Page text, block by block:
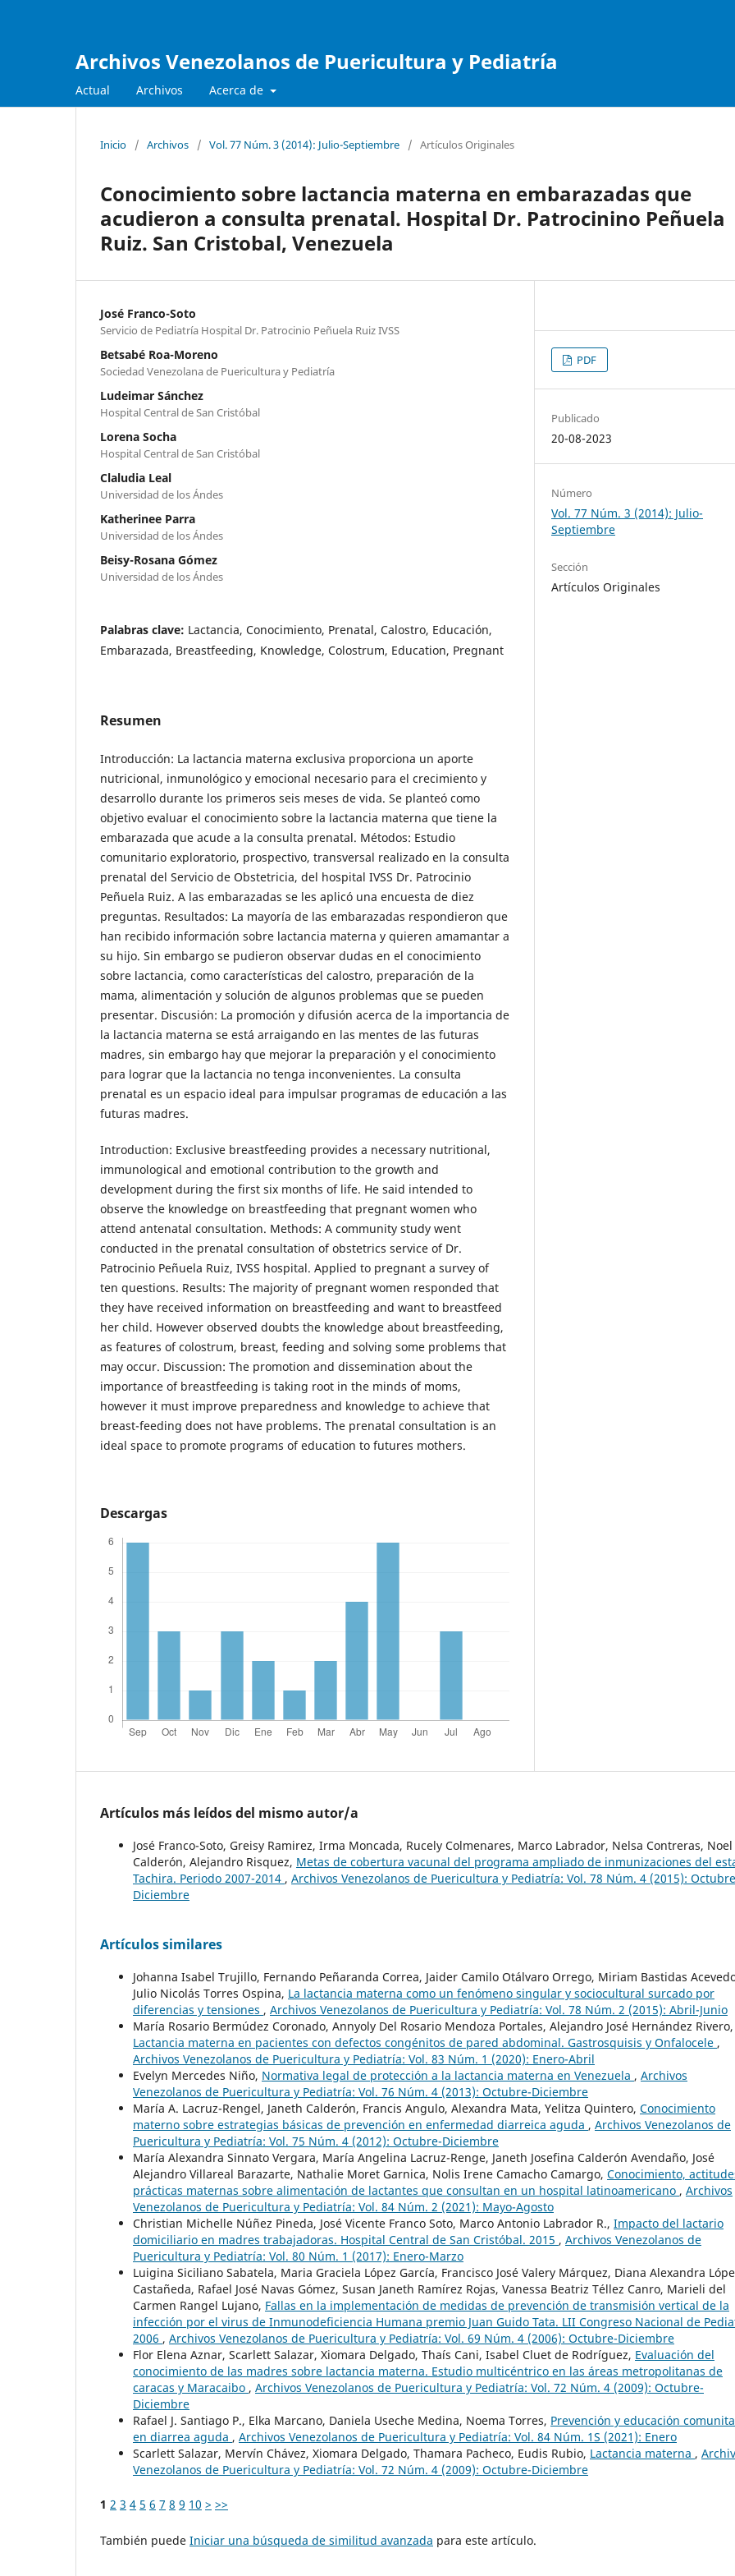
Archivos Venezolanos de Puericultura y Pediatría
Actual Archivos Acerca de
Inicio / Archivos / Vol. 77 Núm. 3 (2014): Julio-Septiembre / Artículos Originales
Conocimiento sobre lactancia materna en embarazadas que
acudieron a consulta prenatal. Hospital Dr. Patrocinino Peñuela
Ruiz. San Cristobal, Venezuela
José Franco-Soto
Servicio de Pediatría Hospital Dr. Patrocinio Peñuela Ruiz IVSS
Betsabé Roa-Moreno
Sociedad Venezolana de Puericultura y Pediatría
Ludeimar Sánchez
Hospital Central de San Cristóbal
Lorena Socha
Hospital Central de San Cristóbal
Claludia Leal
Universidad de los Ándes
Katherinee Parra
Universidad de los Ándes
Beisy-Rosana Gómez
Universidad de los Ándes
Palabras clave: Lactancia, Conocimiento, Prenatal, Calostro, Educación,
Embarazada, Breastfeeding, Knowledge, Colostrum, Education, Pregnant
Resumen
Introducción: La lactancia materna exclusiva proporciona un aporte
nutricional, inmunológico y emocional necesario para el crecimiento y
desarrollo durante los primeros seis meses de vida. Se planteó como
objetivo evaluar el conocimiento sobre la lactancia materna que tiene la
embarazada que acude a la consulta prenatal. Métodos: Estudio
comunitario exploratorio, prospectivo, transversal realizado en la consulta
prenatal del Servicio de Obstetricia, del hospital IVSS Dr. Patrocinio
Peñuela Ruiz. A las embarazadas se les aplicó una encuesta de diez
preguntas. Resultados: La mayoría de las embarazadas respondieron que
han recibido información sobre lactancia materna y quieren amamantar a
su hijo. Sin embargo se pudieron observar dudas en el conocimiento
sobre lactancia, como características del calostro, preparación de la
mama, alimentación y solución de algunos problemas que se pueden
presentar. Discusión: La promoción y difusión acerca de la importancia de
la lactancia materna se está arraigando en las mentes de las futuras
madres, sin embargo hay que mejorar la preparación y el conocimiento
para lograr que la lactancia no tenga inconvenientes. La consulta
prenatal es un espacio ideal para impulsar programas de educación a las
futuras madres.
Introduction: Exclusive breastfeeding provides a necessary nutritional,
immunological and emotional contribution to the growth and
development during the first six months of life. He said intended to
observe the knowledge on breastfeeding that pregnant women who
attend antenatal consultation. Methods: A community study went
conducted in the prenatal consultation of obstetrics service of Dr.
Patrocinio Peñuela Ruiz, IVSS hospital. Applied to pregnant a survey of
ten questions. Results: The majority of pregnant women responded that
they have received information on breastfeeding and want to breastfeed
her child. However observed doubts the knowledge about breastfeeding,
as features of colostrum, breast, feeding and solving some problems that
may occur. Discussion: The promotion and dissemination about the
importance of breastfeeding is taking root in the minds of moms,
however it must improve preparedness and knowledge to achieve that
breast-feeding does not have problems. The prenatal consultation is an
ideal space to promote programs of education to futures mothers.
Descargas
PDF
Publicado
20-08-2023
Número
Vol. 77 Núm. 3 (2014): Julio-
Septiembre
Sección
Artículos Originales
Artículos más leídos del mismo autor/a
José Franco-Soto, Greisy Ramirez, Irma Moncada, Rucely Colmenares, Marco Labrador, Nelsa Contreras, Noel
Calderón, Alejandro Risquez, Metas de cobertura vacunal del programa ampliado de inmunizaciones del
Tachira. Periodo 2007-2014 , Archivos Venezolanos de Puericultura y Pediatría: Vol. 78 Núm. 4 (2015):
Diciembre
Artículos similares
Johanna Isabel Trujillo, Fernando Peñaranda Correa, Jaider Camilo Otálvaro Orrego, Miriam Bastidas
Julio Nicolás Torres Ospina, La lactancia materna como un fenómeno singular y sociocultural surcado por
diferencias y tensiones , Archivos Venezolanos de Puericultura y Pediatría: Vol. 78 Núm. 2 (2015): Abril-Junio
María Rosario Bermúdez Coronado, Annyoly Del Rosario Mendoza Portales, Alejandro José Hernández Rivero,
Lactancia materna en pacientes con defectos congénitos de pared abdominal. Gastrosquisis y Onfalocele ,
Archivos Venezolanos de Puericultura y Pediatría: Vol. 83 Núm. 1 (2020): Enero-Abril
Evelyn Mercedes Niño, Normativa legal de protección a la lactancia materna en Venezuela , Archivos
Venezolanos de Puericultura y Pediatría: Vol. 76 Núm. 4 (2013): Octubre-Diciembre
María A. Lacruz-Rengel, Janeth Calderón, Francis Angulo, Alexandra Mata, Yelitza Quintero, Conocimiento
materno sobre estrategias básicas de prevención en enfermedad diarreica aguda , Archivos Venezolanos de
Puericultura y Pediatría: Vol. 75 Núm. 4 (2012): Octubre-Diciembre
María Alexandra Sinnato Vergara, María Angelina Lacruz-Renge, Janeth Josefina Calderón Avendaño, José
Alejandro Villareal Barazarte, Nathalie Moret Garnica, Nolis Irene Camacho Camargo, Conocimiento,
prácticas maternas sobre alimentación de lactantes que consultan en un hospital latinoamericano , Archivos
Venezolanos de Puericultura y Pediatría: Vol. 84 Núm. 2 (2021): Mayo-Agosto
Christian Michelle Núñez Pineda, José Vicente Franco Soto, Marco Antonio Labrador R., Impacto del lactario
domiciliario en madres trabajadoras. Hospital Central de San Cristóbal. 2015 , Archivos Venezolanos de
Puericultura y Pediatría: Vol. 80 Núm. 1 (2017): Enero-Marzo
Luigina Siciliano Sabatela, Maria Graciela López García, Francisco José Valery Márquez, Diana Alexandra
Castañeda, Rafael José Navas Gómez, Susan Janeth Ramírez Rojas, Vanessa Beatriz Téllez Canro, Marieli del
Carmen Rangel Lujano, Fallas en la implementación de medidas de prevención de transmisión vertical de la
infección por el virus de Inmunodeficiencia Humana premio Juan Guido Tata. LII Congreso Nacional de
2006 , Archivos Venezolanos de Puericultura y Pediatría: Vol. 69 Núm. 4 (2006): Octubre-Diciembre
Flor Elena Aznar, Scarlett Salazar, Xiomara Delgado, Thaís Cani, Isabel Cluet de Rodríguez, Evaluación del
conocimiento de las madres sobre lactancia materna. Estudio multicéntrico en las áreas metropolitanas de
caracas y Maracaibo , Archivos Venezolanos de Puericultura y Pediatría: Vol. 72 Núm. 4 (2009): Octubre-
Diciembre
Rafael J. Santiago P., Elka Marcano, Daniela Useche Medina, Noema Torres, Prevención y educación
en diarrea aguda , Archivos Venezolanos de Puericultura y Pediatría: Vol. 84 Núm. 1S (2021): Enero
Scarlett Salazar, Mervín Chávez, Xiomara Delgado, Thamara Pacheco, Eudis Rubio, Lactancia materna ,
Venezolanos de Puericultura y Pediatría: Vol. 72 Núm. 4 (2009): Octubre-Diciembre
1 2 3 4 5 6 7 8 9 10 > >>
También puede Iniciar una búsqueda de similitud avanzada para este artículo.